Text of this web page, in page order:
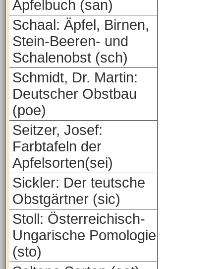
Apfelbuch (san)
Schaal: Äpfel, Birnen,
Stein-Beeren- und
Schalenobst (sch)
Schmidt, Dr. Martin:
Deutscher Obstbau
(poe)
Seitzer, Josef:
Farbtafeln der
Apfelsorten(sei)
Sickler: Der teutsche
Obstgärtner (sic)
Stoll: Österreichisch-
Ungarische Pomologie
(sto)